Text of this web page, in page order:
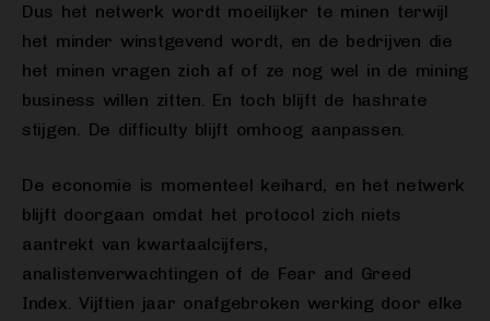
Dus het netwerk wordt moeilijker te minen terwijl
het minder winstgevend wordt, en de bedrijven die
het minen vragen zich af of ze nog wel in de mining
business willen zitten. En toch blijft de hashrate
stijgen. De difficulty blijft omhoog aanpassen.
De economie is momenteel keihard, en het netwerk
blijft doorgaan omdat het protocol zich niets
aantrekt van kwartaalcijfers,
analistenverwachtingen of de Fear and Greed
Index. Vijftien jaar onafgebroken werking door elke